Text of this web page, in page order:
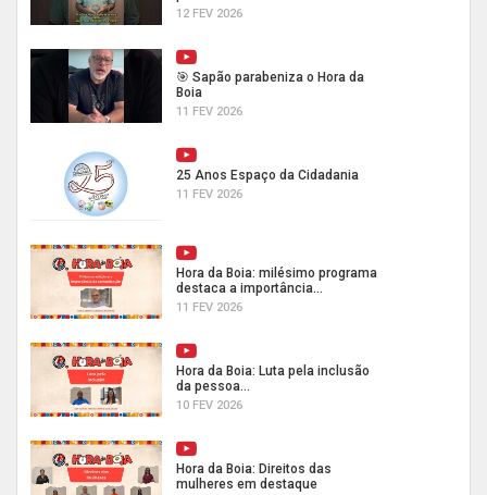
12 FEV 2026
🎯 Sapão parabeniza o Hora da
Boia
11 FEV 2026
25 Anos Espaço da Cidadania
11 FEV 2026
Hora da Boia: milésimo programa
destaca a importância...
11 FEV 2026
Hora da Boia: Luta pela inclusão
da pessoa...
10 FEV 2026
Hora da Boia: Direitos das
mulheres em destaque